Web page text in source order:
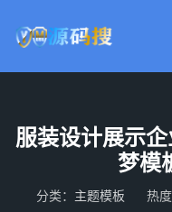
服装设计展示
梦模
分类： 主题模板 热